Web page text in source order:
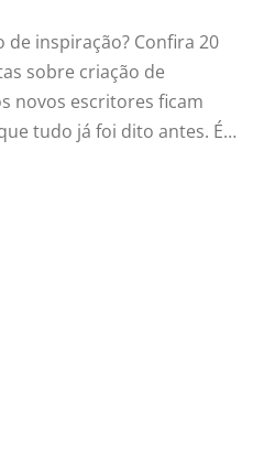
inspiração? Confira 20
sobre criação de
novos escritores ficam
tudo já foi dito antes. É